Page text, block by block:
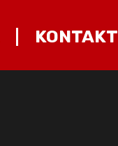
KONTAKT